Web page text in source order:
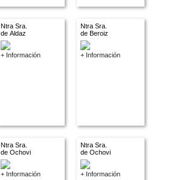
Ntra Sra.
de Aldaz
+ Información
Ntra Sra.
de Beroiz
+ Información
Ntra Sra.
de Ochovi
+ Información
Ntra Sra.
de Ochovi
+ Información